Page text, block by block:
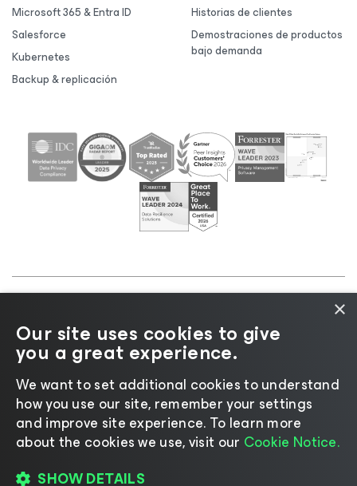
Microsoft 365 & Entra ID
Salesforce
Kubernetes
Backup & replicación
Historias de clientes
Demostraciones de productos
bajo demanda
Aviso de cookies|Legal|Política de licencias
Recursos para proveedores
Cambiar idioma
×
Our site uses cookies to give
you a great experience.
We want to set additional cookies to understand
how you use our site, remember your settings
and improve site experience. ​To learn more
about the cookies we use, visit our Cookie Notice.
SHOW DETAILS